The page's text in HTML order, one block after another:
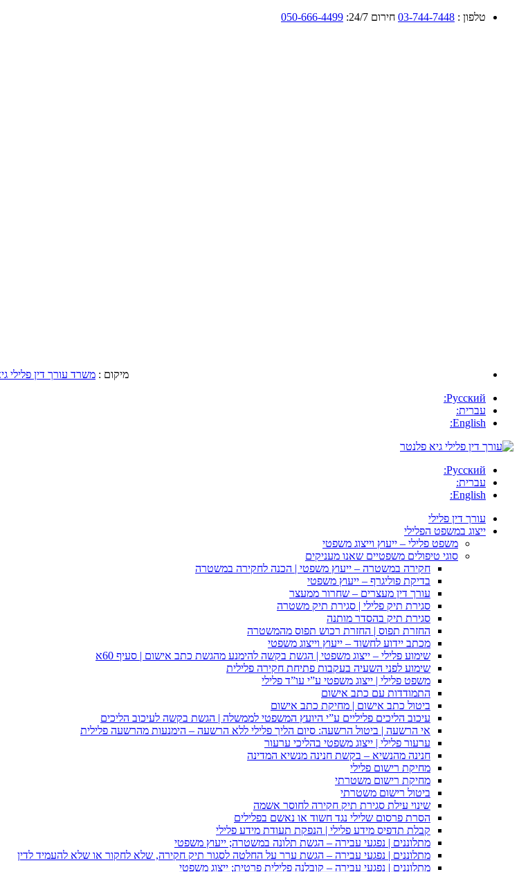
טלפון : 03-744-7448 חירום 24/7: 050-666-4499
מיקום : משרד עורך דין פלילי
Русский:
עברית:
English:
Русский:
עברית:
English:
עורך דין פלילי
ייצוג במשפט הפלילי
משפט פלילי – ייעוץ וייצוג משפטי
סוגי טיפולים משפטיים שאנו מעניקים
חקירה במשטרה – ייעוץ משפטי | הכנה לחקירה במשטרה
בדיקת פוליגרף – ייעוץ משפטי
עורך דין מעצרים – שחרור ממעצר
סגירת תיק פלילי | סגירת תיק משטרה
סגירת תיק בהסדר מותנה
החזרת תפוס | החזרת רכוש תפוס מהמשטרה
מכתב יידוע לחשוד – ייעוץ וייצוג משפטי
שימוע פלילי – ייצוג משפטי | הגשת בקשה להימנע מהגשת כתב אישום | סעיף 60א
שימוע לפני השעיה בעקבות פתיחת חקירה פלילית
משפט פלילי | ייצוג משפטי ע”י עו”ד פלילי
התמודדות עם כתב אישום
ביטול כתב אישום | מחיקת כתב אישום
עיכוב הליכים פליליים ע”י היועץ המשפטי לממשלה | הגשת בקשה לעיכוב הליכים
אי הרשעה | ביטול הרשעה: סיום הליך פלילי ללא הרשעה – הימנעות מהרשעה פלילית
ערעור פלילי | ייצוג משפטי בהליכי ערעור
חנינה מהנשיא – בקשת חנינה מנשיא המדינה
מחיקת רישום פלילי
מחיקת רישום משטרתי
ביטול רישום משטרתי
שינוי עילת סגירת תיק חקירה לחוסר אשמה
הסרת פרסום שלילי נגד חשוד או נאשם בפלילים
קבלת תדפיס מידע פלילי | הנפקת תעודת מידע פלילי
מתלוננים | נפגעי עבירה – הגשת תלונה במשטרה; ייעוץ משפטי
מתלוננים | נפגעי עבירה – הגשת ערר על החלטה לסגור תיק חקירה, שלא לחקור או שלא להעמיד לדין
מתלוננים | נפגעי עבירה – קובלנה פלילית פרטית; ייצוג משפטי